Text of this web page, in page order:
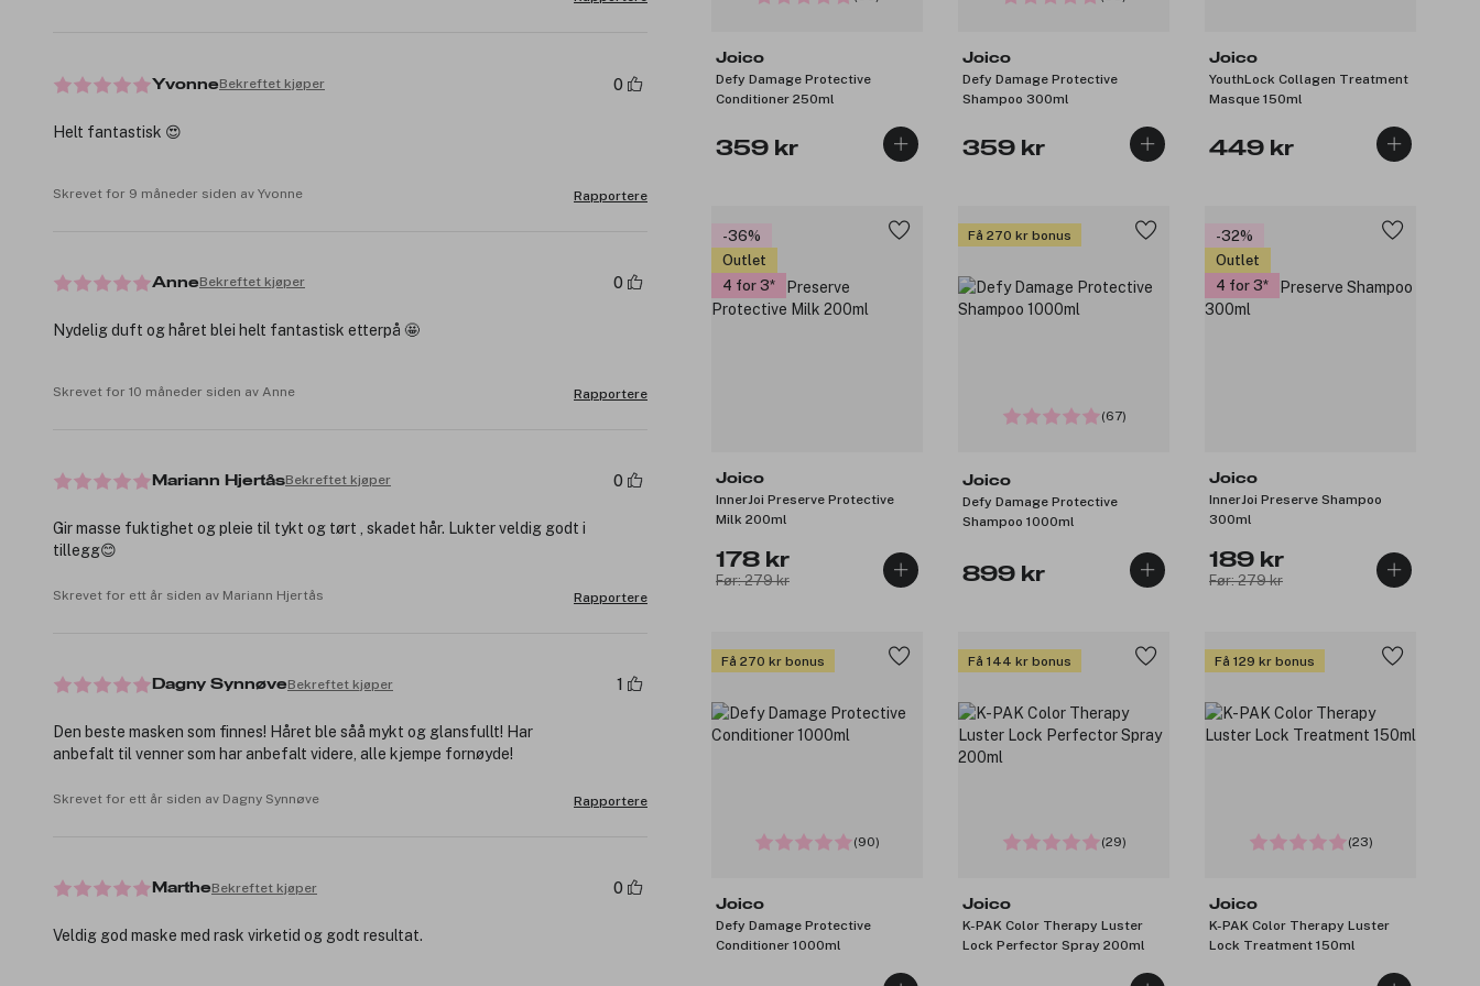
Joico
Defy Damage Protective
Conditioner 250ml
359 kr
Joico
Defy Damage Protective
Shampoo 300ml
359 kr
Joico
YouthLock Collagen Treatment
Masque 150ml
449 kr
-36%
Outlet
4 for 3
Joico
InnerJoi Preserve Protective
Milk 200ml
178 kr
Før: 279 kr
Få 270 kr bonus
(67)
Joico
Defy Damage Protective
Shampoo 1000ml
899 kr
-32%
Outlet
4 for 3
Joico
InnerJoi Preserve Shampoo
300ml
189 kr
Før: 279 kr
Få 270 kr bonus
(90)
Joico
Defy Damage Protective
Conditioner 1000ml
Få 144 kr bonus
(29)
Joico
K-PAK Color Therapy Luster
Lock Perfector Spray 200ml
Få 129 kr bonus
(23)
Joico
K-PAK Color Therapy Luster
Lock Treatment 150ml
YvonneBekreftet kjøper 0
Helt fantastisk 😍
Skrevet for 9 måneder siden av Yvonne Rapportere
AnneBekreftet kjøper 0
Nydelig duft og håret blei helt fantastisk etterpå 🤩
Skrevet for 10 måneder siden av Anne Rapportere
Mariann HjertåsBekreftet kjøper 0
Gir masse fuktighet og pleie til tykt og tørt , skadet hår. Lukter veldig godt i
tillegg😊
Skrevet for ett år siden av Mariann Hjertås Rapportere
Dagny SynnøveBekreftet kjøper 1
Den beste masken som finnes! Håret ble såå mykt og glansfullt! Har
anbefalt til venner som har anbefalt videre, alle kjempe fornøyde!
Skrevet for ett år siden av Dagny Synnøve Rapportere
MartheBekreftet kjøper 0
Veldig god maske med rask virketid og godt resultat.